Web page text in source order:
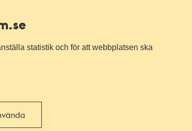
statistik och för att webbplatsen ska